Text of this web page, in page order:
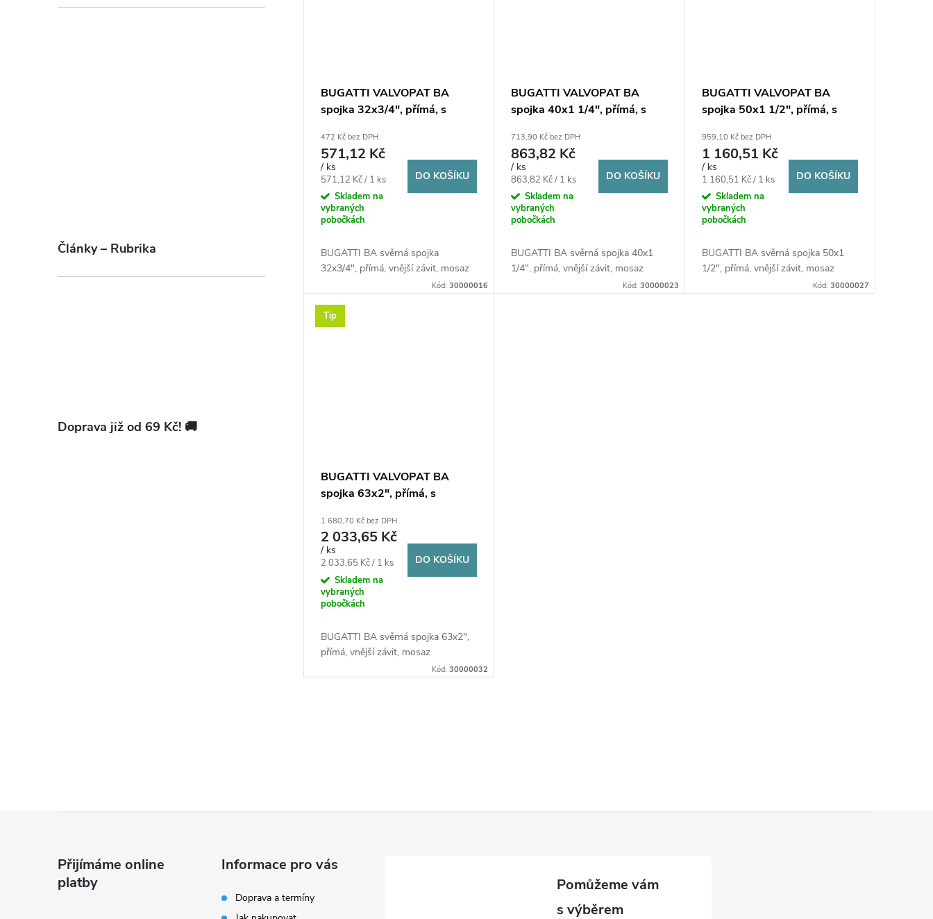
Články – Rubrika
Doprava již od 69 Kč! 🚚
BUGATTI VALVOPAT BA
spojka 32x3/4", přímá, s
voda/plyn, mosaz
472 Kč bez DPH
571,12 Kč
/ ks
Měrná
cena:
571,12 Kč / 1 ks
Skladem na
vybraných
pobočkách
DO KOŠÍKU
BUGATTI BA svěrná spojka
32x3/4", přímá, vnější závit, mosaz
Kód:30000016
BUGATTI VALVOPAT BA
spojka 40x1 1/4", přímá, s
voda/plyn, mosaz
713,90 Kč bez DPH
863,82 Kč
/ ks
Měrná
cena:
863,82 Kč / 1 ks
Skladem na
vybraných
pobočkách
DO KOŠÍKU
BUGATTI BA svěrná spojka 40x1
1/4", přímá, vnější závit, mosaz
Kód: 30000023
BUGATTI VALVOPAT BA
spojka 50x1 1/2", přímá, s
voda/plyn, mosaz
959,10 Kč bez DPH
1 160,51 Kč
/ ks
Měrná
cena:
1 160,51 Kč / 1 ks
Skladem na
vybraných
pobočkách
DO KOŠÍKU
BUGATTI BA svěrná spojka 50x1
1/2", přímá, vnější závit, mosaz
Kód: 30000027
Tip
BUGATTI VALVOPAT BA
spojka 63x2", přímá, s
voda/plyn, mosaz
1 680,70 Kč bez DPH
2 033,65 Kč
/ ks
Měrná
cena:
2 033,65 Kč / 1 ks
Skladem na
vybraných
pobočkách
DO KOŠÍKU
BUGATTI BA svěrná spojka 63x2",
přímá, vnější závit, mosaz
Kód:30000032
á
a
c
Přijímáme online
platby
Informace pro vás
Doprava a termíny